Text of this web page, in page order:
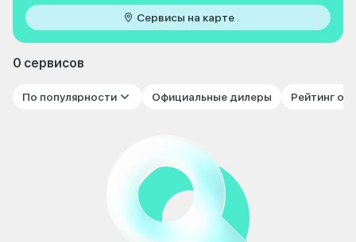
Сервисы на карте
0 сервисов
По популярности Официальные дилеры Рейтинг